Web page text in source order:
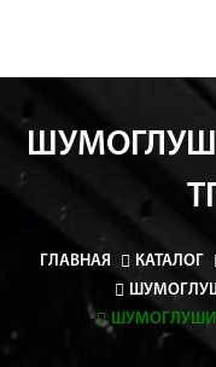
ГЛАВНАЯ КАТАЛОГ